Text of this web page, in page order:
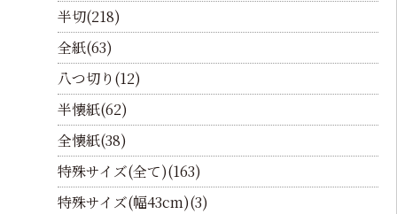
半切(218)
全紙(63)
八つ切り(12)
半懐紙(62)
全懐紙(38)
特殊サイズ(全て)(163)
特殊サイズ(幅43cm)(3)